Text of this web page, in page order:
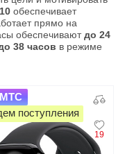
обеспечивает
прямо на
обеспечиваютдо 24
38 часов в режиме
19
МТС
поступления